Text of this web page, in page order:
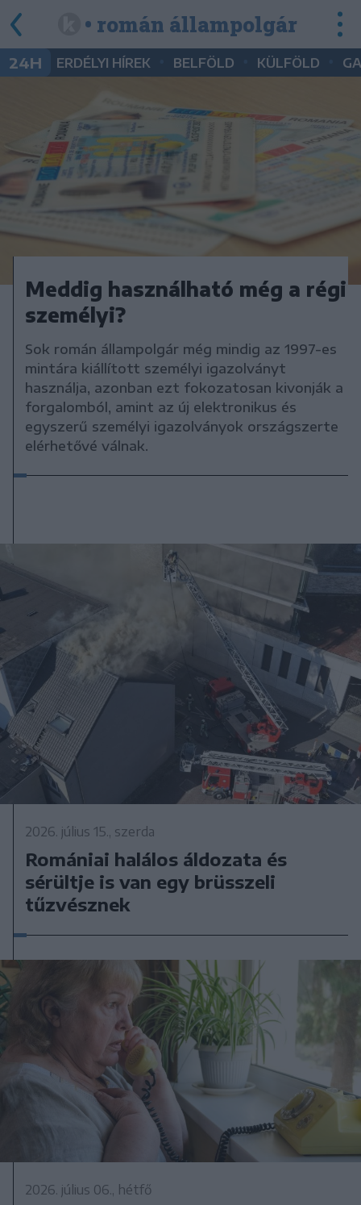
• román állampolgár
24H ERDÉLYI HÍREK BELFÖLD KÜLFÖLD
Meddig használható még a régi
személyi?
Sok román állampolgár még mindig az 1997-es
mintára kiállított személyi igazolványt
használja, azonban ezt fokozatosan kivonják a
forgalomból, amint az új elektronikus és
egyszerű személyi igazolványok országszerte
elérhetővé válnak.
2026. július 15., szerda
Romániai halálos áldozata és
sérültje is van egy brüsszeli
tűzvésznek
2026. július 06., hétfő